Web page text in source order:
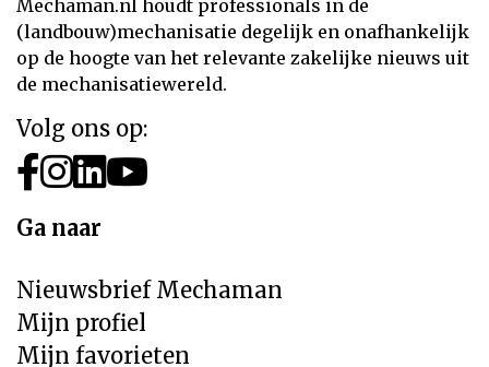
Mechaman.nl houdt professionals in de
(landbouw)mechanisatie degelijk en onafhankelijk
op de hoogte van het relevante zakelijke nieuws uit
de mechanisatiewereld.
Volg ons op:
Ga naar
Nieuwsbrief Mechaman
Mijn profiel
Mijn favorieten